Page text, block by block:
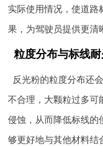
实际使用情况，使道路
果，为驾驶员提供更清
粒度分布与标线
反光粉的粒度分布还
不合理，大颗粒过多可
侵蚀，从而降低标线的
够更好地与其他材料结